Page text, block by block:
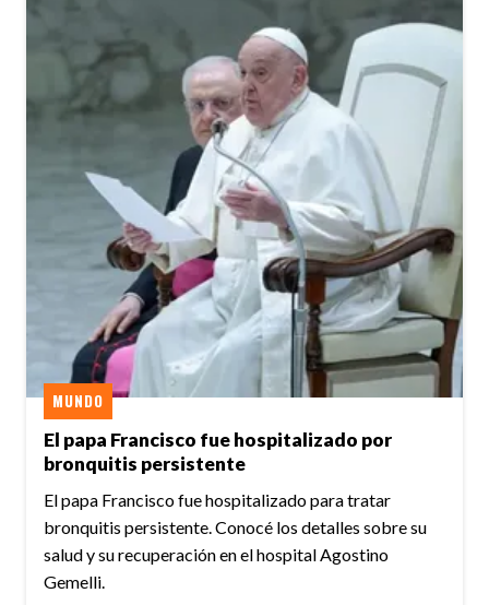
El papa Francisco fue hospitalizado por
bronquitis persistente
MUNDO
El papa Francisco fue hospitalizado para tratar
bronquitis persistente. Conocé los detalles sobre su
salud y su recuperación en el hospital Agostino
Gemelli.